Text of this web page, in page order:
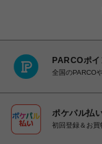
PARCOポイ
全国のPARCO
ポケパル払
初回登録＆お